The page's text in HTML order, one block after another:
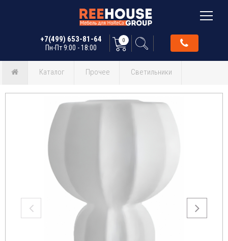
+7(499) 653-81-64
Пн-Пт 9:00 - 18:00
0
Каталог Прочее Светильники